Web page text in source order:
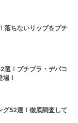
落ちないリップをプチ
選！プチプラ・デパコ
！
グ52選！徹底調査して